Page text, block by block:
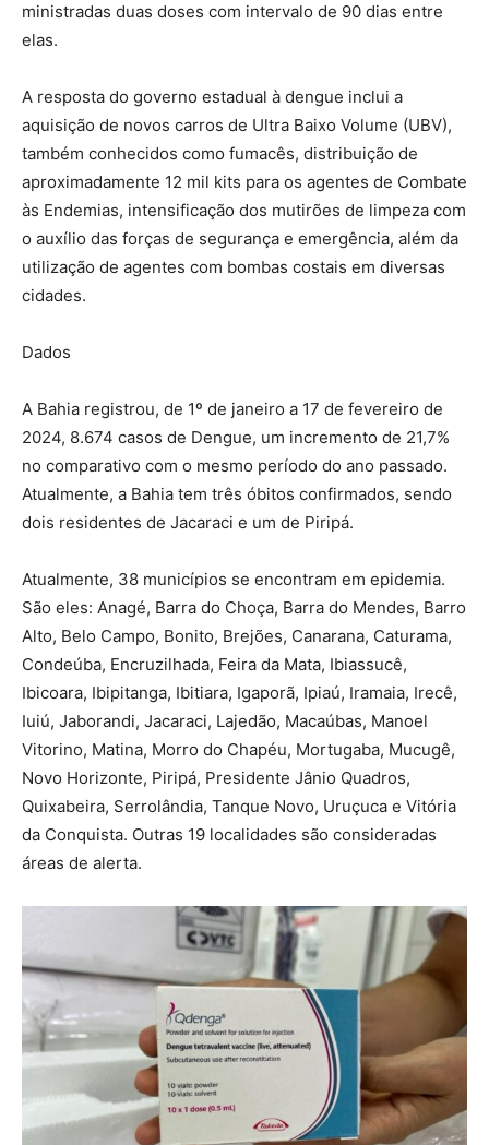
ministradas duas doses com intervalo de 90 dias entre
elas.
A resposta do governo estadual à dengue inclui a
aquisição de novos carros de Ultra Baixo Volume (UBV),
também conhecidos como fumacês, distribuição de
aproximadamente 12 mil kits para os agentes de Combate
às Endemias, intensificação dos mutirões de limpeza com
o auxílio das forças de segurança e emergência, além da
utilização de agentes com bombas costais em diversas
cidades.
Dados
A Bahia registrou, de 1º de janeiro a 17 de fevereiro de
2024, 8.674 casos de Dengue, um incremento de 21,7%
no comparativo com o mesmo período do ano passado.
Atualmente, a Bahia tem três óbitos confirmados, sendo
dois residentes de Jacaraci e um de Piripá.
Atualmente, 38 municípios se encontram em epidemia.
São eles: Anagé, Barra do Choça, Barra do Mendes, Barro
Alto, Belo Campo, Bonito, Brejões, Canarana, Caturama,
Condeúba, Encruzilhada, Feira da Mata, Ibiassucê,
Ibicoara, Ibipitanga, Ibitiara, Igaporã, Ipiaú, Iramaia, Irecê,
Iuiú, Jaborandi, Jacaraci, Lajedão, Macaúbas, Manoel
Vitorino, Matina, Morro do Chapéu, Mortugaba, Mucugê,
Novo Horizonte, Piripá, Presidente Jânio Quadros,
Quixabeira, Serrolândia, Tanque Novo, Uruçuca e Vitória
da Conquista. Outras 19 localidades são consideradas
áreas de alerta.